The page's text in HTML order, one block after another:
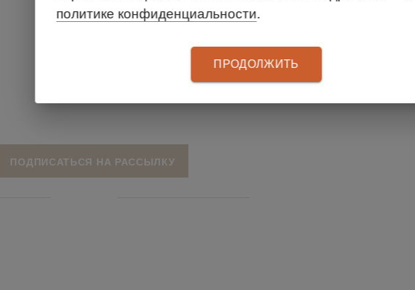
НЕДЕЛЮ
политике конфиденциальности.
ПРОДОЛЖИТЬ